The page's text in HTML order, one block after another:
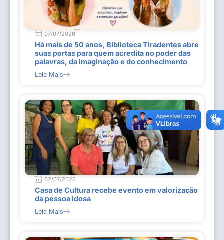
07/07/2026
Há mais de 50 anos, Biblioteca Tiradentes abre
suas portas para quem acredita no poder das
palavras, da imaginação e do conhecimento
Leia Mais
02/07/2026
Casa de Cultura recebe evento em valorização
da pessoa idosa
Leia Mais